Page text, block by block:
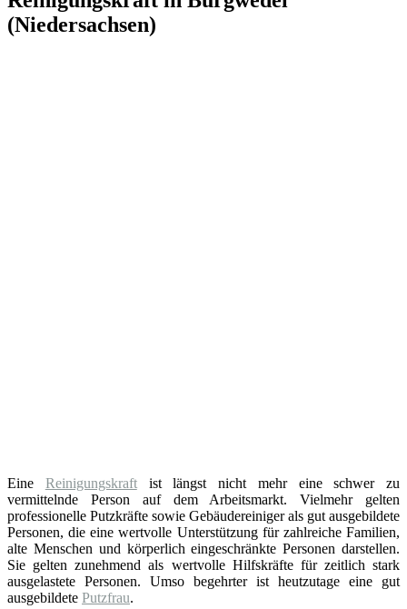
(Niedersachsen)
Eine Reinigungskraftist längst nicht mehr eine schwer zu
vermittelnde Person auf dem Arbeitsmarkt. Vielmehr gelten
professionelle Putzkräfte sowie Gebäudereiniger als gut ausgebildete
Personen, die eine wertvolle Unterstützung für zahlreiche Familien,
alte Menschen und körperlich eingeschränkte Personen darstellen.
Sie gelten zunehmend als wertvolle Hilfskräfte für zeitlich stark
ausgelastete Personen. Umso begehrter ist heutzutage eine gut
ausgebildete Putzfrau.